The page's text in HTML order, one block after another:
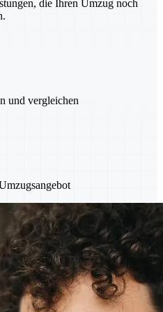
die Ihren Umzug noch
und vergleichen